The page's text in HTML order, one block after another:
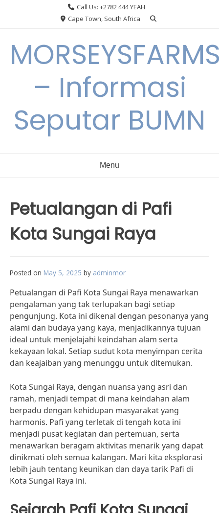
Call Us: +2782 444 YEAH
Cape Town, South Africa
– Informasi
Seputar BUMN
Menu
Petualangan di Pafi
Kota Sungai Raya
Posted on May 5, 2025 by adminmor
Petualangan di Pafi Kota Sungai Raya menawarkan
pengalaman yang tak terlupakan bagi setiap
pengunjung. Kota ini dikenal dengan pesonanya yang
alami dan budaya yang kaya, menjadikannya tujuan
ideal untuk menjelajahi keindahan alam serta
kekayaan lokal. Setiap sudut kota menyimpan cerita
dan keajaiban yang menunggu untuk ditemukan.
Kota Sungai Raya, dengan nuansa yang asri dan
ramah, menjadi tempat di mana keindahan alam
berpadu dengan kehidupan masyarakat yang
harmonis. Pafi yang terletak di tengah kota ini
menjadi pusat kegiatan dan pertemuan, serta
menawarkan beragam aktivitas menarik yang dapat
dinikmati oleh semua kalangan. Mari kita eksplorasi
lebih jauh tentang keunikan dan daya tarik Pafi di
Kota Sungai Raya ini.